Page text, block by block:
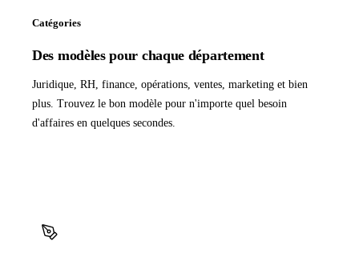
Catégories
Des modèles pour chaque département
Juridique, RH, finance, opérations, ventes, marketing et bien
plus. Trouvez le bon modèle pour n'importe quel besoin
d'affaires en quelques secondes.